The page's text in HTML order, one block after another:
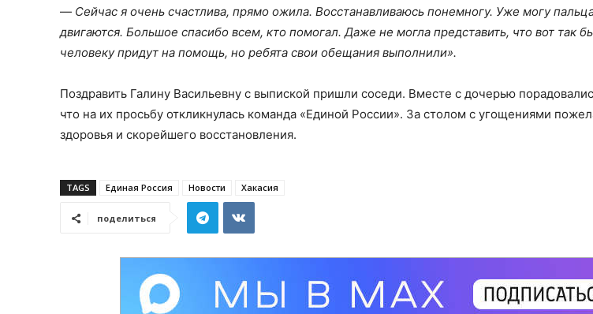
— Сейчас я очень счастлива, прямо ожила. Восстанавливаюсь понемногу. Уже могу
двигаются. Большое спасибо всем, кто помогал. Даже не могла представить, что вот так
человеку придут на помощь, но ребята свои обещания выполнили».
Поздравить Галину Васильевну с выпиской пришли соседи. Вместе с дочерью
что на их просьбу откликнулась команда «Единой России». За столом с угощениями
здоровья и скорейшего восстановления.
TAGS Единая Россия Новости Хакасия
поделиться